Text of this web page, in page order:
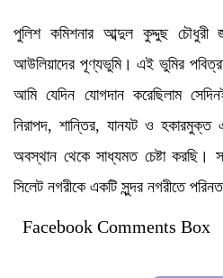
পুলিশ কমিশনার আব্দুল কুদ্দুছ চৌধুরী
আউলিয়াদের পূণ্যভুমি। এই ভুমির
আমি যেদিন যোগদান করেছিলাম
নিরাপদ, শান্তির, যানযট ও
অবস্থান থেকে সাধ্যমত চেষ্টা করছি।
সিলেট নগরীকে একটি সুন্দর নগরীতে
Facebook Comments Box